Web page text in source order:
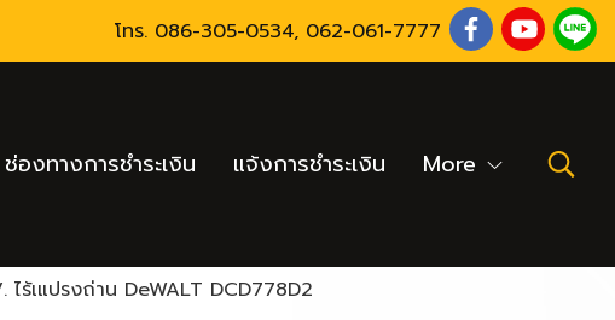
โทร. 086-305-0534, 062-061-7777
ช่องทางการชำระเงิน แจ้งการชำระเงิน More
ไร้เแปรงถ่าน DeWALT DCD778D2